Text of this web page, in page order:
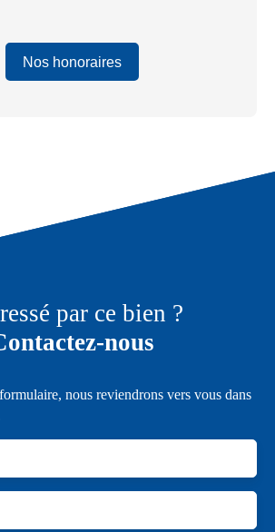
Nos honoraires
par ce bien ?
nous
nous reviendrons vers vous dans